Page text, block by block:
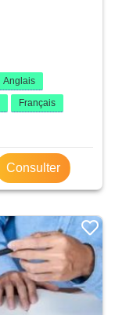
Anglais
Français
Consulter